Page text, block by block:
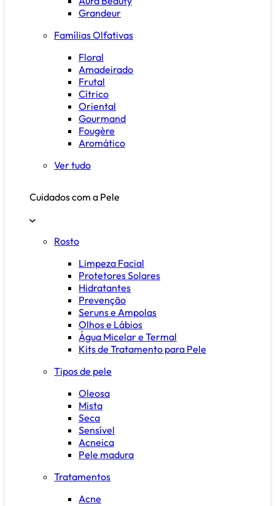
Grandeur
Famílias Olfativas
Floral
Amadeirado
Frutal
Cítrico
Oriental
Gourmand
Fougère
Aromático
Ver tudo
Cuidados com a Pele
Rosto
Limpeza Facial
Protetores Solares
Hidratantes
Prevenção
Seruns e Ampolas
Olhos e Lábios
Água Micelar e Termal
Kits de Tratamento para Pele
Tipos de pele
Oleosa
Mista
Seca
Sensível
Acneica
Pele madura
Tratamentos
Acne